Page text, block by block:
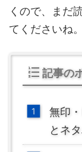
くので、まだ
てくださいね。
記事の
無印
とネ